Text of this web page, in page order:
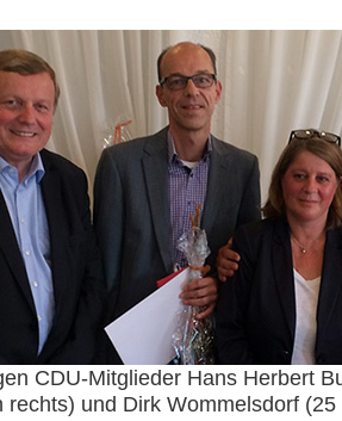
CDU-Mitglieder Hans Herbert
rechts) und Dirk Wommelsdorf